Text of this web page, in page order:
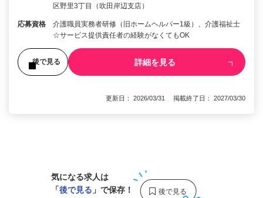
区野里3丁目（吹田岸辺支店）
応募資格
介護職員実務者研修（旧ホームヘルパー1級）、介護福祉士
☆サービス提供責任者の経験がなくてもOK
後で見る 詳細を見る
更新日： 2026/03/31 掲載終了日： 2027/03/30
気になる求人は
「後で見る 」で保存！